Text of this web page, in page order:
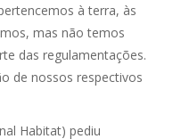
à terra, às
mas não temos
das regulamentações.
de nossos respectivos
Habitat) pediu